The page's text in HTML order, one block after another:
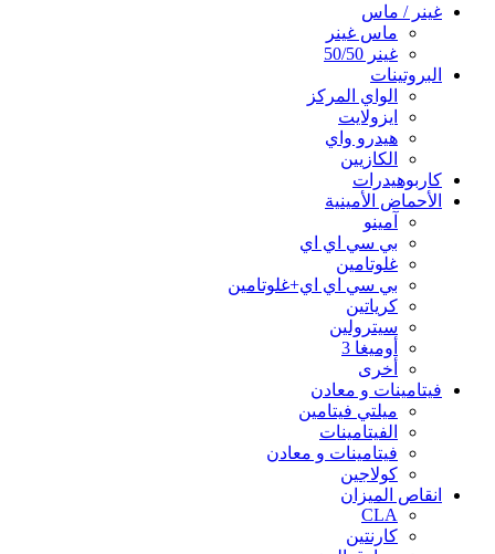
غينر / ماس
ماس غينر
غينر 50/50
البروتينات
الواي المركز
ايزولايت
هيدرو واي
الكازيين
كاربوهيدرات
الأحماض الأمينية
آمينو
بي سي اي اي
غلوتامين
بي سي اي اي+غلوتامين
كرياتين
سيترولين
أوميغا 3
أخرى
فيتامينات و معادن
ميلتي فيتامين
الفيتامينات
فيتامينات و معادن
كولاجين
انقاص الميزان
CLA
كارنتين